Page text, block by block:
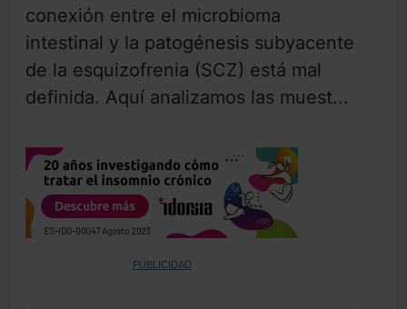
conexión entre el microbioma
intestinal y la patogénesis subyacente
de la esquizofrenia (SCZ) está mal
definida. Aquí analizamos las muest...
PUBLICIDAD